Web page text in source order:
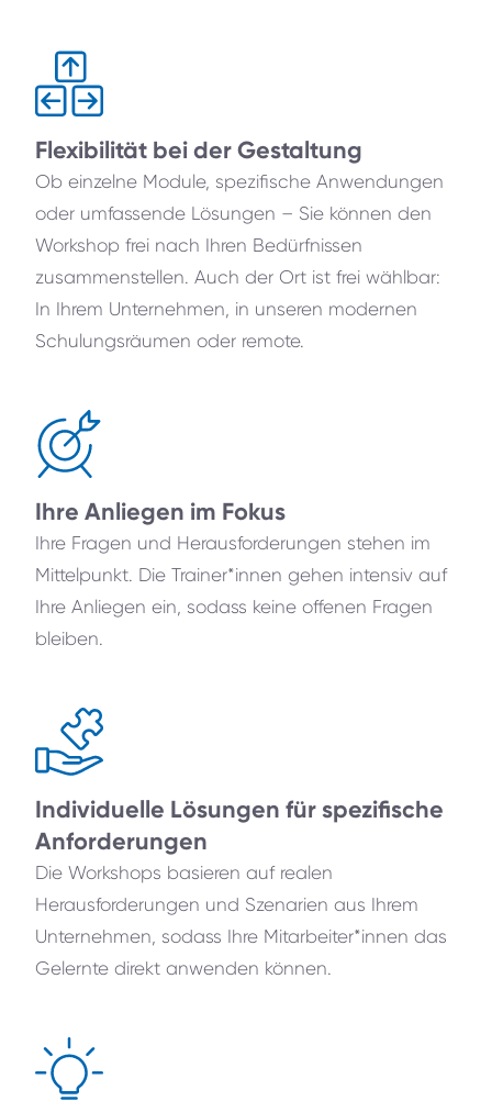
Flexibilität bei der Gestaltung
Ob einzelne Module, spezifische Anwendungen
oder umfassende Lösungen – Sie können den
Workshop frei nach Ihren Bedürfnissen
zusammenstellen. Auch der Ort ist frei wählbar:
In Ihrem Unternehmen, in unseren modernen
Schulungsräumen oder remote.
Ihre Anliegen im Fokus
Ihre Fragen und Herausforderungen stehen im
Mittelpunkt. Die Trainer*innen gehen intensiv auf
Ihre Anliegen ein, sodass keine offenen Fragen
bleiben.
Individuelle Lösungen für spezifische
Anforderungen
Die Workshops basieren auf realen
Herausforderungen und Szenarien aus Ihrem
Unternehmen, sodass Ihre Mitarbeiter*innen das
Gelernte direkt anwenden können.